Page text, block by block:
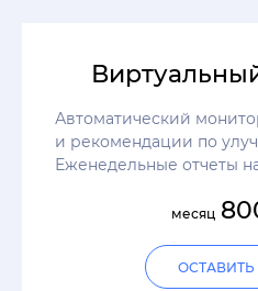
Автоматический
и рекомендации по
Еженедельные отчеты
месяц
ОСТАВИТЬ